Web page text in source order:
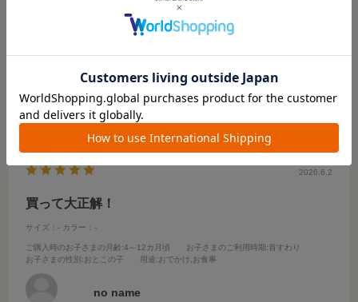
性別:女性
洗いやすくて薬液除菌もできるので衛生的に使えます
参考になった 0 Like! 1
2026.6.2
買って大正解！
サイズ：- カラー：-
ご購入時のお子さまの月齢:4～12カ月頃 お子さまのご利用時期 :首すわり
お子さまの性別 :おとこの子 用途:おでかけ,お食事
no name